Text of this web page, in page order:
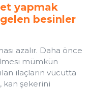
yapmak
besinler
azalır. Daha önce
mümkün
ilaçların vücutta
kan şekerini